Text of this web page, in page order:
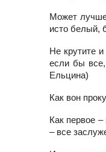
Может лучше
исто белый,
Не крутите
если бы
Ельцина)
Как вон
Как первое –
– все